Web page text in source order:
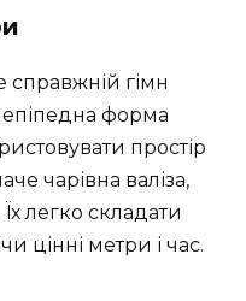
гімн
форма
простір
чарівна валіза,
легко складати
цінні метри і час.